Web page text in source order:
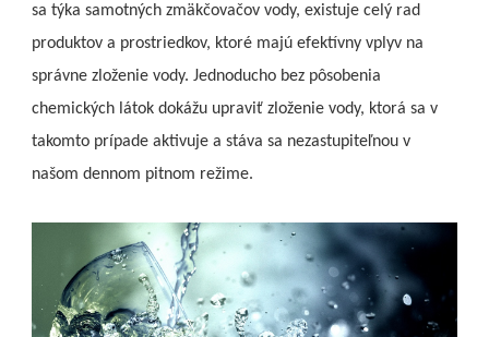
sa týka samotných zmäkčovačov vody, existuje celý rad
produktov a prostriedkov, ktoré majú efektívny vplyv na
správne zloženie vody. Jednoducho bez pôsobenia
chemických látok dokážu upraviť zloženie vody, ktorá sa v
takomto prípade aktivuje a stáva sa nezastupiteľnou v
našom dennom pitnom režime.